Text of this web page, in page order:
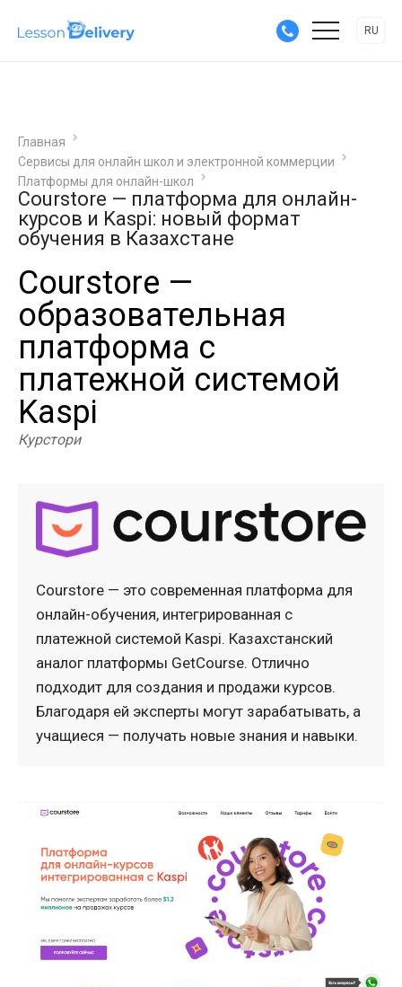
RU
Главная
Сервисы для онлайн школ и электронной коммерции
Платформы для онлайн-школ
Courstore — платформа для онлайн-
курсов и Kaspi: новый формат
обучения в Казахстане
Сourstore —
образовательная
платформа с
платежной системой
Kaspi
Курстори
Courstore — это современная платформа для
онлайн-обучения, интегрированная с
платежной системой Kaspi. Казахстанский
аналог платформы GetCourse. Отлично
подходит для создания и продажи курсов.
Благодаря ей эксперты могут зарабатывать, а
учащиеся — получать новые знания и навыки.